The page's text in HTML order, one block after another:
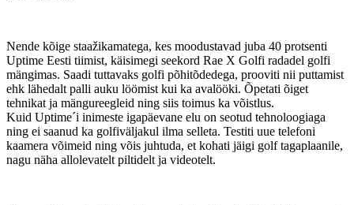
Nende kõige staažikamatega, kes moodustavad juba 40 protsenti
Uptime Eesti tiimist, käisimegi seekord Rae X Golfi radadel golfi
mängimas. Saadi tuttavaks golfi põhitõdedega, prooviti nii puttamist
ehk lähedalt palli auku löömist kui ka avalööki. Õpetati õiget
tehnikat ja mängureegleid ning siis toimus ka võistlus.
Kuid Uptime´i inimeste igapäevane elu on seotud tehnoloogiaga
ning ei saanud ka golfiväljakul ilma selleta. Testiti uue telefoni
kaamera võimeid ning võis juhtuda, et kohati jäigi golf tagaplaanile,
nagu näha allolevatelt piltidelt ja videotelt.